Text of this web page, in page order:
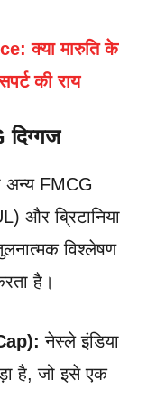
क्या मारुति के
की राय
दिग्गज
अन्य FMCG
और ब्रिटानिया
विश्लेषण
है।
नेस्ले इंडिया
है, जो इसे एक